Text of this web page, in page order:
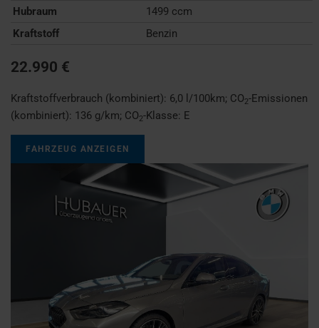
Hubraum
1499 ccm
Kraftstoff
Benzin
22.990 €
Kraftstoffverbrauch (kombiniert): 6,0 l/100km; CO2-Emissionen
(kombiniert): 136 g/km; CO2-Klasse: E
FAHRZEUG ANZEIGEN